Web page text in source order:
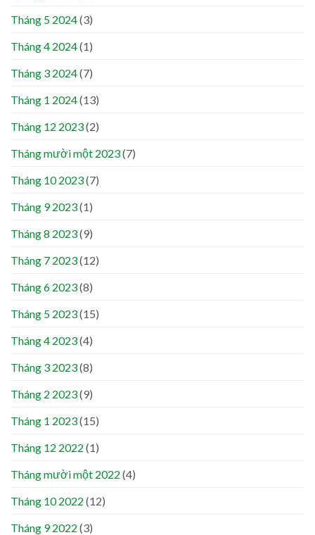
Tháng 5 2024(3)
Tháng 4 2024(1)
Tháng 3 2024(7)
Tháng 1 2024(13)
Tháng 12 2023(2)
Tháng mười một 2023(7)
Tháng 10 2023(7)
Tháng 9 2023(1)
Tháng 8 2023(9)
Tháng 7 2023(12)
Tháng 6 2023(8)
Tháng 5 2023(15)
Tháng 4 2023(4)
Tháng 3 2023(8)
Tháng 2 2023(9)
Tháng 1 2023(15)
Tháng 12 2022 (1)
Tháng mười một 2022 (4)
Tháng 10 2022 (12)
Tháng 9 2022 (3)